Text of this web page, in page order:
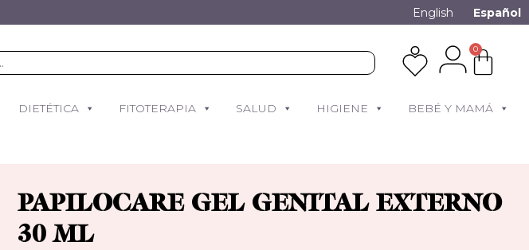
English Español
0
DIETÉTICA FITOTERAPIA SALUD HIGIENE BEBÉ Y MAMÁ
PAPILOCARE GEL GENITAL EXTERNO
30 ML